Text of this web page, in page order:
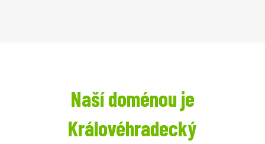
Naší doménou je
Královéhradecký